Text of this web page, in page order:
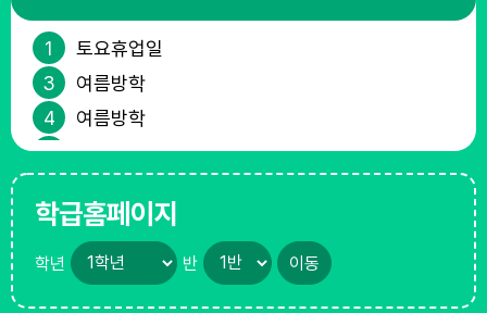
1
토요휴업일
3
여름방학
4
여름방학
5
여름방학
7
여름방학
8
토요휴업일
여름방학
학급홈페이지
학년 반